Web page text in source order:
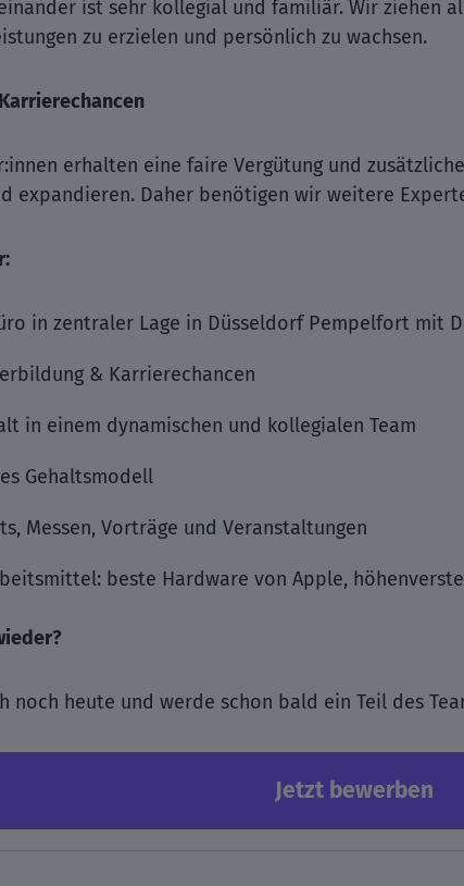
ist sehr kollegial und familiär. Wir ziehen
zu erzielen und persönlich zu wachsen.
erhalten eine faire Vergütung und
expandieren. Daher benötigen wir weitere
in zentraler Lage in Düsseldorf Pempelfort mit
& Karrierechancen
in einem dynamischen und kollegialen Team
Gehaltsmodell
Messen, Vorträge und Veranstaltungen
beste Hardware von Apple,
noch heute und werde schon bald ein Teil des
Jetzt bewerben